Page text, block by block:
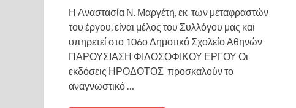
Η Αναστασία Ν. Μαργέτη, εκ των μεταφραστών
του έργου, είναι μέλος του Συλλόγου μας και
υπηρετεί στο 106ο Δημοτικό Σχολείο Αθηνών
ΠΑΡΟΥΣΙΑΣΗ ΦΙΛΟΣΟΦΙΚΟΥ ΕΡΓΟΥ Οι
εκδόσεις ΗΡΟΔΟΤΟΣ προσκαλούν το
αναγνωστικό …